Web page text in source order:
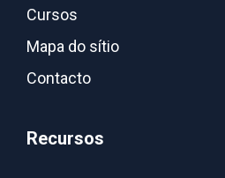
Cursos
Mapa do sítio
Contacto
Recursos